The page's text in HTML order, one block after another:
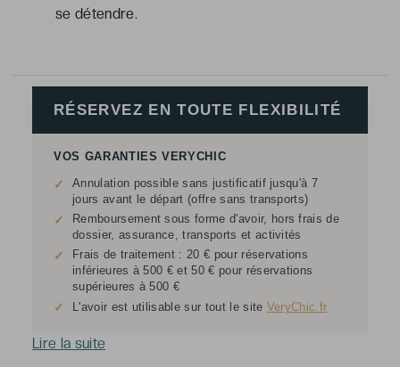
se détendre.
RÉSERVEZ EN TOUTE FLEXIBILITÉ
VOS GARANTIES VERYCHIC
✓
Annulation possible sans justificatif jusqu'à 7
jours avant le départ (offre sans transports)
✓
Remboursement sous forme d'avoir, hors frais de
dossier, assurance, transports et activités
✓
Frais de traitement : 20 € pour réservations
inférieures à 500 € et 50 € pour réservations
supérieures à 500 €
✓ L'avoir est utilisable sur tout le site VeryChic.fr
Lire la suite